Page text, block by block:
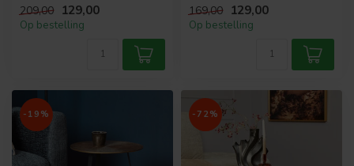
209,00 129,00
Op bestelling
en...
169,00 129,00
Op bestelling
-19% -72%